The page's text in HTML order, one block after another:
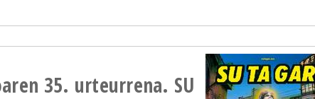
35. urteurrena. SU